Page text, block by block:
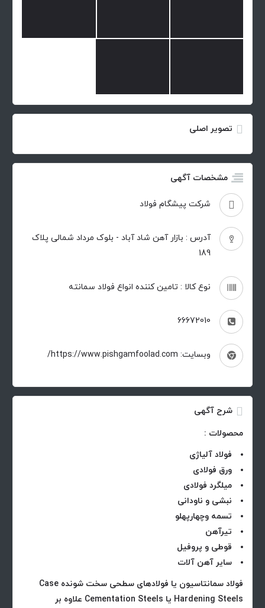
تصویر اصلی
مشخصات آگهی
شرکت پیشگام فولاد
آدرس : بازار آهن شاد آباد - بلوک مرداد شمالی پلاک
189
نوع کالا : تامین کننده انواع فولاد سمانته
66672010
وبسایت: https://www.pishgamfoolad.com/
شرح آگهی
محصولات :
فولاد آلیاژی
ورق فولادی
میلگرد فولادی
نبشی و ناودانی
تسمه وچهارپهلو
تیرآهن
قوطی و پروفیل
سایر آهن آلات
فولاد سمانتاسیون یا فولادهای سطحی سخت شونده Case
Hardening Steels یا Cementation Steels علاوه بر